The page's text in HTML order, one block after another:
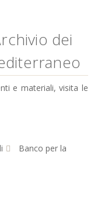
dei
e materiali, visita le
Banco per la